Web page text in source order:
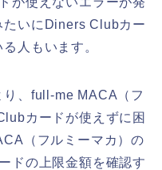
たいにDiners Clubカー
人もいます。
り、full-me MACA（フ
カードが使えずに困
（フルミーマカ）の
ドの上限金額を確認す